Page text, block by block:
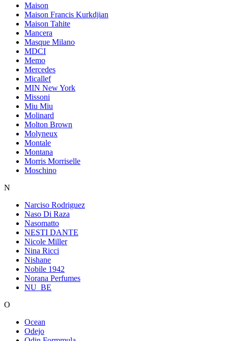
Maison
Maison Francis Kurkdjian
Maison Tahite
Mancera
Masque Milano
MDCI
Memo
Mercedes
Micallef
MIN New York
Missoni
Miu Miu
Molinard
Molton Brown
Molyneux
Montale
Montana
Morris Morriselle
Moschino
N
Narciso Rodriguez
Naso Di Raza
Nasomatto
NESTI DANTE
Nicole Miller
Nina Ricci
Nishane
Nobile 1942
Norana Perfumes
NU_BE
O
Ocean
Odejo